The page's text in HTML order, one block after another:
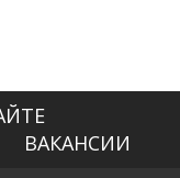
ВАКАНСИИ